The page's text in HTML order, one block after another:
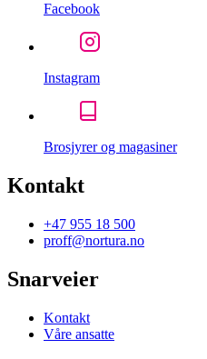
Facebook
Instagram
Brosjyrer og magasiner
Kontakt
+47 955 18 500
proff@nortura.no
Snarveier
Kontakt
Våre ansatte